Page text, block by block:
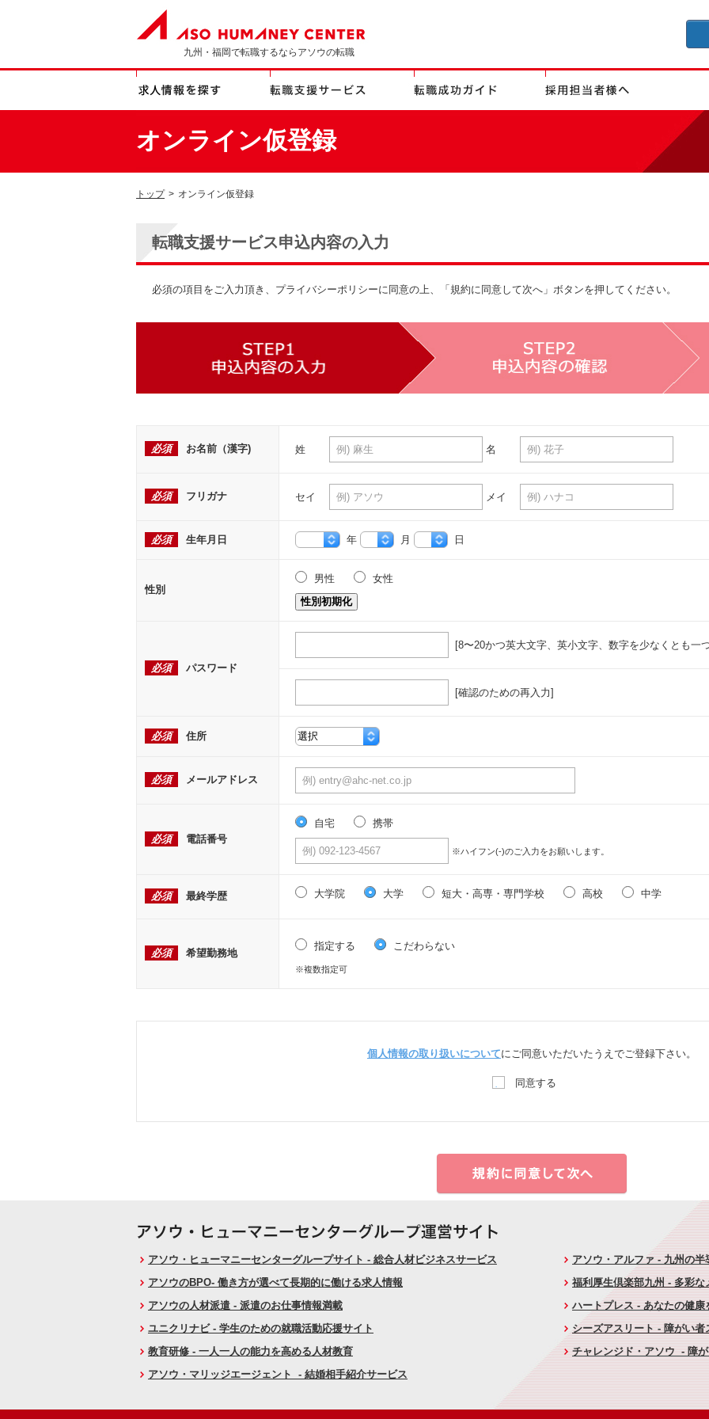
九州・福岡で転職するならアソウの転職
オンライン仮登録
トップ > オンライン仮登録
転職支援サービス申込内容の入力
必須の項目をご入力頂き、プライバシーポリシーに同意の上、「規約に同意して次へ」ボタンを押してください。
必須 お名前（漢字) 姓 名
必須 フリガナ セイ メイ
必須 生年月日 年 月 日
性別
男性
女性
性別初期化
必須 パスワード
[8〜20かつ英大文字、英小文字、数字を少なくとも一
[確認のための再入力]
必須 住所
必須 メールアドレス
必須 電話番号
自宅 携帯
※ハイフン(-)のご入力をお願いします。
必須 最終学歴 大学院 大学 短大・高専・専門学校 高校 中学
必須 希望勤務地
指定する こだわらない
※複数指定可
個人情報の取り扱いについてにご同意いただいたうえでご登録下さい。
同意する
アソウ・ヒューマニーセンターグループサイト - 総合人材ビジネスサービス
アソウのBPO- 働き方が選べて長期的に働ける求人情報
アソウの人材派遣 - 派遣のお仕事情報満載
ユニクリナビ - 学生のための就職活動応援サイト
教育研修 - 一人一人の能力を高める人材教育
アソウ・マリッジエージェント - 結婚相手紹介サービス
アソウ・アルファ - 九州の
福利厚生倶楽部九州 - 多彩
ハートプレス - あなたの健康
シーズアスリート - 障がい
チャレンジド・アソウ - 障